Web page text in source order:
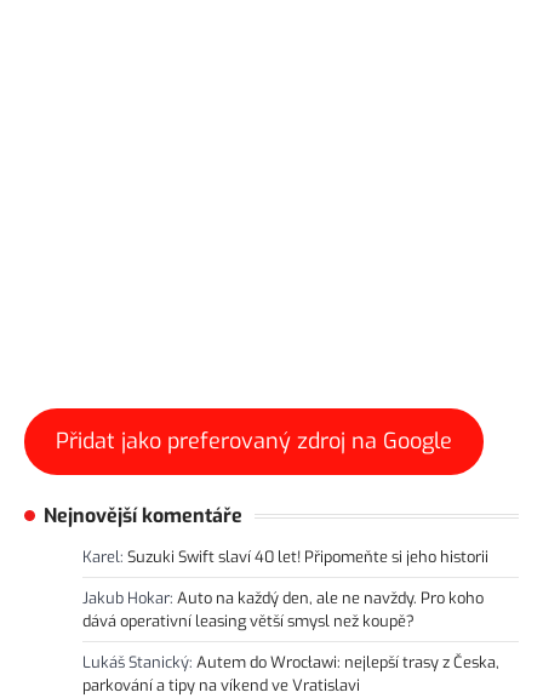
Přidat jako preferovaný zdroj na Google
Nejnovější komentáře
Karel: Suzuki Swift slaví 40 let! Připomeňte si jeho historii
Jakub Hokar: Auto na každý den, ale ne navždy. Pro koho
dává operativní leasing větší smysl než koupě?
Lukáš Stanický: Autem do Wrocławi: nejlepší trasy z Česka,
parkování a tipy na víkend ve Vratislavi